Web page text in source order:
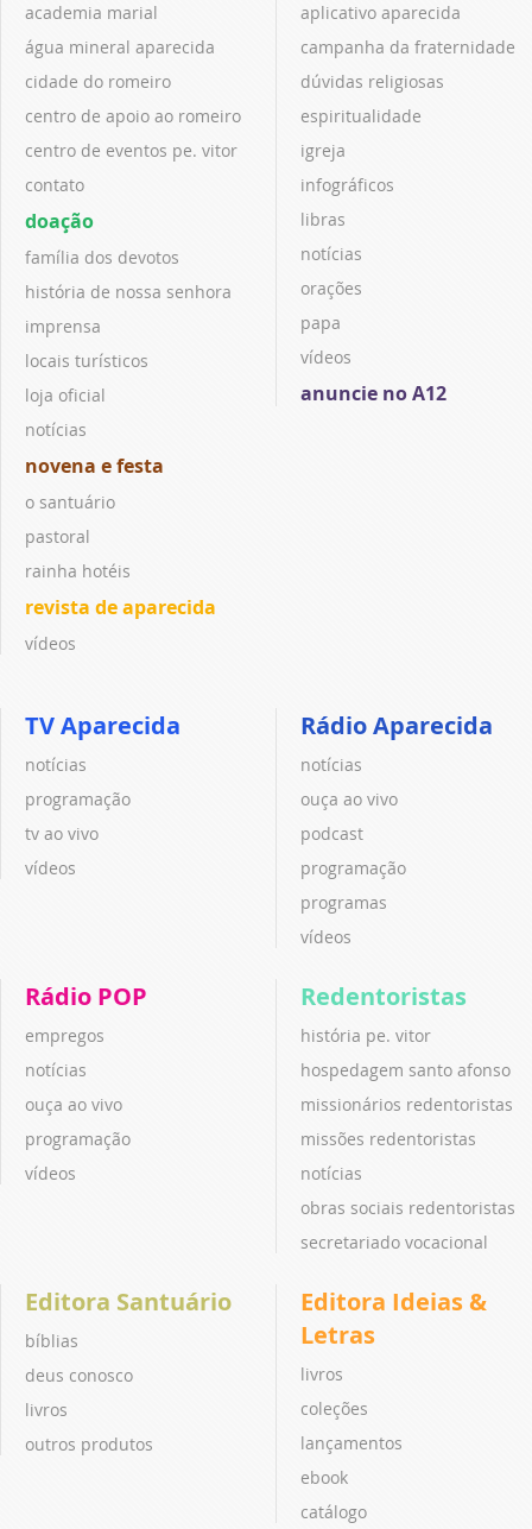
academia marial
água mineral aparecida
cidade do romeiro
centro de apoio ao romeiro
centro de eventos pe. vitor
contato
doação
família dos devotos
história de nossa senhora
imprensa
locais turísticos
loja oficial
notícias
novena e festa
o santuário
pastoral
rainha hotéis
revista de aparecida
vídeos
aplicativo aparecida
campanha da fraternidade
dúvidas religiosas
espiritualidade
igreja
infográficos
libras
notícias
orações
papa
vídeos
anuncie no A12
TV Aparecida
notícias
programação
tv ao vivo
vídeos
Rádio Aparecida
notícias
ouça ao vivo
podcast
programação
programas
vídeos
Rádio POP
empregos
notícias
ouça ao vivo
programação
vídeos
Redentoristas
história pe. vitor
hospedagem santo afonso
missionários redentoristas
missões redentoristas
notícias
obras sociais redentoristas
secretariado vocacional
Editora Santuário
bíblias
deus conosco
livros
outros produtos
Editora Ideias &
Letras
livros
coleções
lançamentos
ebook
catálogo